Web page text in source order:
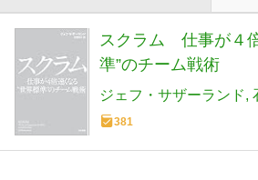
スクラム 仕事が４
準”のチーム戦術
ジェフ・サザーランド
381